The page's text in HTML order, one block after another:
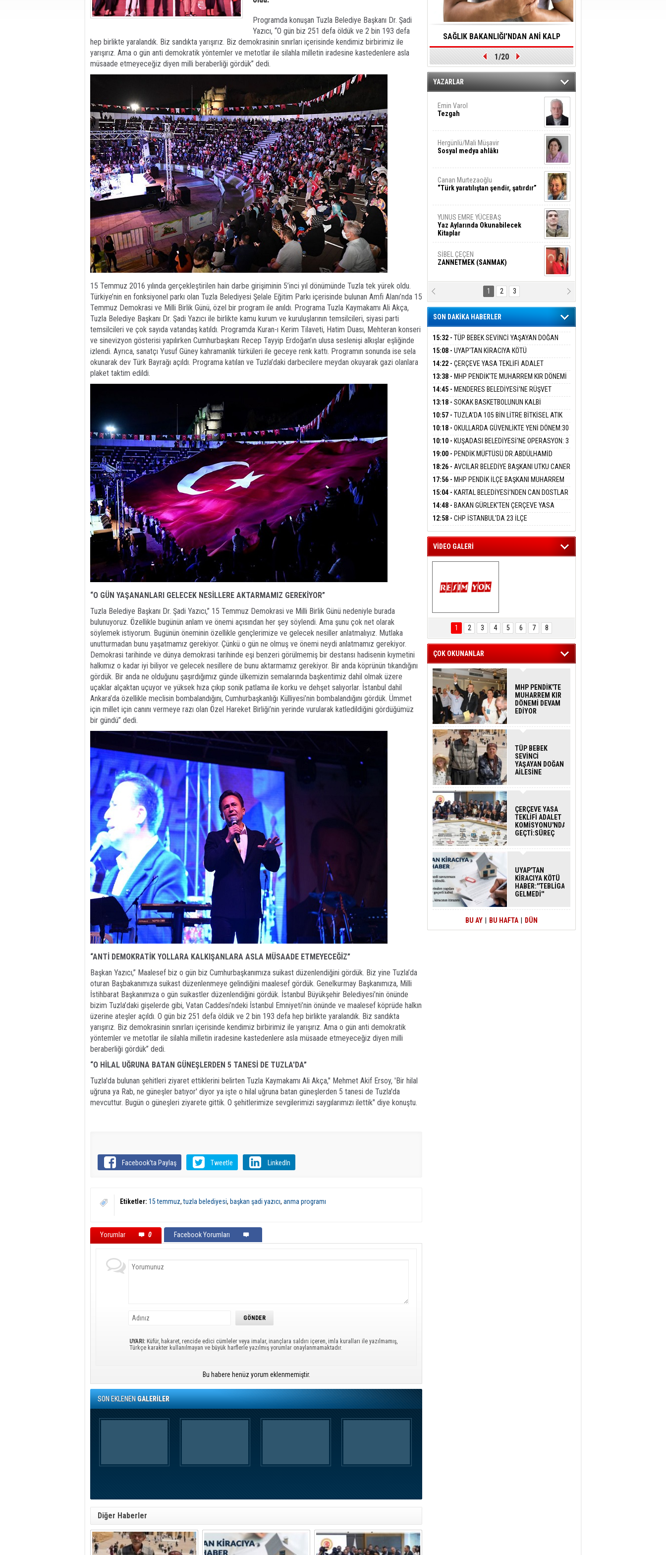
Programda konuşan Tuzla Belediye Başkanı Dr. Şadi
Yazıcı, “O gün biz 251 defa öldük ve 2 bin 193 defa
hep birlikte yaralandık. Biz sandıkta yarışırız. Biz demokrasinin sınırları içerisinde kendimiz birbirimiz ile
yarışırız. Ama o gün anti demokratik yöntemler ve metotlar ile silahla milletin iradesine kastedenlere asla
müsaade etmeyeceğiz diyen milli beraberliği gördük” dedi.
15 Temmuz 2016 yılında gerçekleştirilen hain darbe girişiminin 5’inci yıl dönümünde Tuzla tek yürek oldu.
Türkiye’nin en fonksiyonel parkı olan Tuzla Belediyesi Şelale Eğitim Parkı içerisinde bulunan Amfi Alanı’nda 15
Temmuz Demokrasi ve Milli Birlik Günü, özel bir program ile anıldı. Programa Tuzla Kaymakamı Ali Akça,
Tuzla Belediye Başkanı Dr. Şadi Yazıcı ile birlikte kamu kurum ve kuruluşlarının temsilcileri, siyasi parti
temsilcileri ve çok sayıda vatandaş katıldı. Programda Kuran-ı Kerim Tilaveti, Hatim Duası, Mehteran konseri
ve sinevizyon gösterisi yapılırken Cumhurbaşkanı Recep Tayyip Erdoğan’ın ulusa seslenişi alkışlar eşliğinde
izlendi. Ayrıca, sanatçı Yusuf Güney kahramanlık türküleri ile geceye renk kattı. Programın sonunda ise sela
okunarak dev Türk Bayrağı açıldı. Programa katılan ve Tuzla’daki darbecilere meydan okuyarak gazi olanlara
plaket taktim edildi.
“O GÜN YAŞANANLARI GELECEK NESİLLERE AKTARMAMIZ GEREKİYOR”
Tuzla Belediye Başkanı Dr. Şadi Yazıcı,” 15 Temmuz Demokrasi ve Milli Birlik Günü nedeniyle burada
bulunuyoruz. Özellikle bugünün anlam ve önemi açısından her şey söylendi. Ama şunu çok net olarak
söylemek istiyorum. Bugünün öneminin özellikle gençlerimize ve gelecek nesiller anlatmalıyız. Mutlaka
unutturmadan bunu yaşatmamız gerekiyor. Çünkü o gün ne olmuş ve önemi neydi anlatmamız gerekiyor.
Demokrasi tarihinde ve dünya demokrasi tarihinde eşi benzeri görülmemiş bir destansı hadisenin kıymetini
halkımız o kadar iyi biliyor ve gelecek nesillere de bunu aktarmamız gerekiyor. Bir anda köprünün tıkandığını
gördük. Bir anda ne olduğunu şaşırdığımız günde ülkemizin semalarında başkentimiz dahil olmak üzere
uçaklar alçaktan uçuyor ve yüksek hıza çıkıp sonik patlama ile korku ve dehşet salıyorlar. İstanbul dahil
Ankara’da özellikle meclisin bombalandığını, Cumhurbaşkanlığı Külliyesi’nin bombalandığını gördük. Ümmet
için millet için canını vermeye razı olan Özel Hareket Birliği’nin yerinde vurularak katledildiğini gördüğümüz
bir gündü” dedi.
“ANTİ DEMOKRATİK YOLLARA KALKIŞANLARA ASLA MÜSAADE ETMEYECEĞİZ”
Başkan Yazıcı,” Maalesef biz o gün biz Cumhurbaşkanımıza suikast düzenlendiğini gördük. Biz yine Tuzla’da
oturan Başbakanımıza suikast düzenlenmeye gelindiğini maalesef gördük. Genelkurmay Başkanımıza, Milli
İstihbarat Başkanımıza o gün suikastler düzenlendiğini gördük. İstanbul Büyükşehir Belediyesi’nin önünde
bizim Tuzla’daki gişelerde gibi, Vatan Caddesi’ndeki İstanbul Emniyeti’nin önünde ve maalesef köprüde halkın
üzerine ateşler açıldı. O gün biz 251 defa öldük ve 2 bin 193 defa hep birlikte yaralandık. Biz sandıkta
yarışırız. Biz demokrasinin sınırları içerisinde kendimiz birbirimiz ile yarışırız. Ama o gün anti demokratik
yöntemler ve metotlar ile silahla milletin iradesine kastedenlere asla müsaade etmeyeceğiz diyen milli
beraberliği gördük” dedi.
“O HİLAL UĞRUNA BATAN GÜNEŞLERDEN 5 TANESİ DE TUZLA'DA”
Tuzla'da bulunan şehitleri ziyaret ettiklerini belirten Tuzla Kaymakamı Ali Akça," Mehmet Akif Ersoy, 'Bir hilal
uğruna ya Rab, ne güneşler batıyor' diyor ya işte o hilal uğruna batan güneşlerden 5 tanesi de Tuzla'da
mevcuttur. Bugün o güneşleri ziyarete gittik. O şehitlerimize sevgilerimizi saygılarımızı ilettik" diye konuştu.
Facebook'ta Paylaş Tweetle LinkedIn
Etiketler: 15 temmuz,tuzla belediyesi, başkan şadi yazıcı, anma programı
Yorumlar 0 Facebook Yorumları
UYARI: Küfür, hakaret, rencide edici cümleler veya imalar, inançlara saldırı içeren, imla kuralları ile yazılmamış,
Türkçe karakter kullanılmayan ve büyük harflerle yazılmış yorumlar onaylanmamaktadır.
Bu habere henüz yorum eklenmemiştir.
SON EKLENENGALERİLER
Diğer Haberler
SAĞLIK BAKANLIĞI'NDAN ANİ KALP
DURMALARINA HIZLI MÜDAHALE
EDİLMESİNE YÖNELİK ÖNLENMESİ İÇİN
1/20
YAZARLAR
Emin Varol
Tezgah
Hergünlü/Mali Müşavir
Sosyal medya ahlâkı
Canan Murtezaoğlu
“Türk yaratılıştan şendir, şatırdır”
YUNUS EMRE YÜCEBAŞ
Yaz Aylarında Okunabilecek
Kitaplar
SİBEL ÇEÇEN
ZANNETMEK (SANMAK)
Karanlık DNA Kuşaklararası
Şiddetin Biyolojik Faturası
Şiyar Adıyaman
Ben Bu Sahaya Sığmazam
Hasan Ali Çölük
Bir Satırın İçindeki İnsan
Ezgi Kılıç
SİVAS: ATEŞE ATILAN VİCDAN
BARIŞ BAŞARSLAN
ADANMAK
Meltem Kaynas
AFFETMEYECEĞİM!
1 2 3
SON DAKİKA HABERLER
15:32 - TÜP BEBEK SEVİNCİ YAŞAYAN DOĞAN
AİLESİNE BAKANLIK DESTEĞİ
15:08 - UYAP'TAN KİRACIYA KÖTÜ
HABER:''TEBLİGAT GELMEDİ'' SAVUNMASI
MAHKEMEDEN DÖNDÜ
14:22 - ÇERÇEVE YASA TEKLİFİ ADALET
KOMİSYONU'NDAN GEÇTİ:SÜREÇ NASIL
İŞLEYECEK?
13:38 - MHP PENDİK'TE MUHARREM KIR DÖNEMİ
DEVAM EDİYOR
14:45 - MENDERES BELEDİYESİ'NE RÜŞVET
OPERASYONU:BELEDİYE BAŞKANI İLKAY ÇİÇEK
ADLİYEYE SEVK EDİLDİ
13:18 - SOKAK BASKETBOLUNUN KALBİ
ÜMRANİYE’DE ATACAK
10:57 - TUZLA'DA 105 BİN LİTRE BİTKİSEL ATIK
YAĞ TOPLANDI
10:18 - OKULLARDA GÜVENLİKTE YENİ DÖNEM:30
BİN PERSONEL ALINACAK DEDEKTÖRLÜ ARAMA
GELİYOR
10:10 - KUŞADASI BELEDİYESİ'NE OPERASYON: 3
DALGADA 15 GÖZALTI
19:00 - PENDİK MÜFTÜSÜ DR.ABDÜLHAMİD
PEHLİVAN BASIN MENSUPLARINI AĞIRLADI
18:26 - AVCILAR BELEDİYE BAŞKANI UTKU CANER
ÇANKAYA HAKKINDA TAHLİYE KARARI
17:56 - MHP PENDİK İLÇE BAŞKANI MUHARREM
KIR KARTAL ORDULULAR DERNEĞİ HEYETİNİ
AĞIRLADI
15:04 - KARTAL BELEDİYESİ’NDEN CAN DOSTLAR
İÇİN DEV YATIRIM!
14:48 - BAKAN GÜRLEK'TEN ÇERÇEVE YASA
AÇIKLAMASI:''KIRMIZI ÇİZGİMİZ ŞEHİT AİLELERİ
VE GAZİLERİMİZİN HASSASİYETİDİR''
12:58 - CHP İSTANBUL'DA 23 İLÇE
BAŞKANLIĞI'NDA ATAMALAR GERÇEKLEŞTİ
VİDEO GALERİ
KARTAL ENGELSİZ
YAŞAM FESTİVALİ
KONSERİ
İZLEYİCİLERİ MEST
1 2 3 4 5 6 7 8
ÇOK OKUNANLAR
MHP PENDİK'TE
MUHARREM KIR
DÖNEMİ DEVAM
EDİYOR
TÜP BEBEK
SEVİNCİ
YAŞAYAN DOĞAN
AİLESİNE
DESTEĞİ
ÇERÇEVE YASA
TEKLİFİ ADALET
KOMİSYONU'NDAN
GEÇTİ:SÜREÇ
İŞLEYECEK?
UYAP'TAN
KİRACIYA KÖTÜ
HABER:''TEBLİGAT
GELMEDİ''
MAHKEMEDEN
DÖNDÜ
BU AY BU HAFTA DÜN